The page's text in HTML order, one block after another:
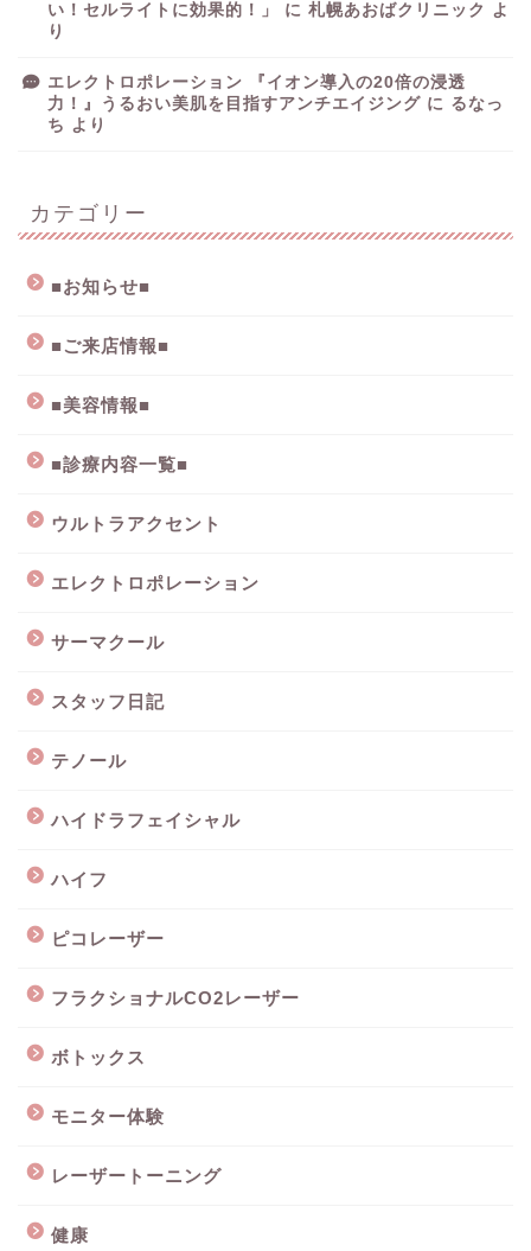
い！セルライトに効果的！」 に 札幌あおばクリニック
よ
り
エレクトロポレーション 『イオン導入の20倍の浸透
力！』うるおい美肌を目指すアンチエイジング に るなっ
ち より
カテゴリー
■お知らせ■
■ご来店情報■
■美容情報■
■診療内容一覧■
ウルトラアクセント
エレクトロポレーション
サーマクール
スタッフ日記
テノール
ハイドラフェイシャル
ハイフ
ピコレーザー
フラクショナルCO2レーザー
ボトックス
モニター体験
レーザートーニング
健康